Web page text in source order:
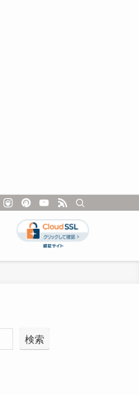
検索